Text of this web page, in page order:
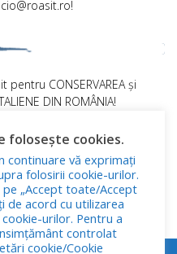
CONSERVAREA și
DIN ROMÂNIA!
privind fișierele cookies
Personal
folosește cookies.
continuare vă exprimați
folosirii cookie-urilor.
pe „Accept toate/Accept
de acord cu utilizarea
cookie-urilor. Pentru a
controlat
cookie/Cookie